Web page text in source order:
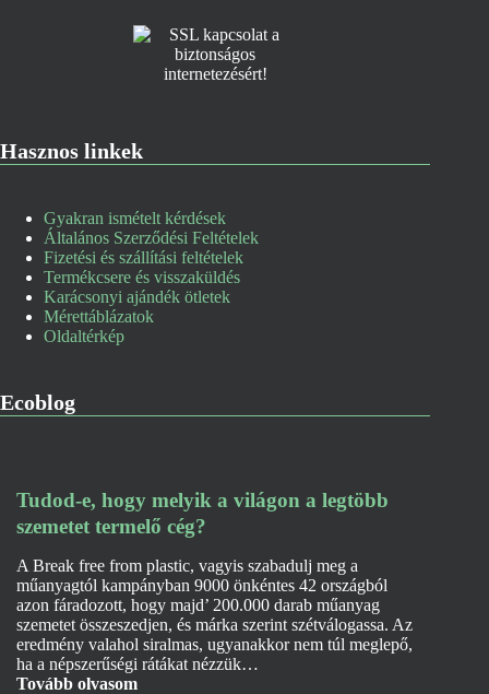
Hasznos linkek
Gyakran ismételt kérdések
Általános Szerződési Feltételek
Fizetési és szállítási feltételek
Termékcsere és visszaküldés
Karácsonyi ajándék ötletek
Mérettáblázatok
Oldaltérkép
Ecoblog
Tudod-e, hogy melyik a világon a legtöbb
szemetet termelő cég?
A Break free from plastic, vagyis szabadulj meg a
műanyagtól kampányban 9000 önkéntes 42 országból
azon fáradozott, hogy majd’ 200.000 darab műanyag
szemetet összeszedjen, és márka szerint szétválogassa. Az
eredmény valahol siralmas, ugyanakkor nem túl meglepő,
ha a népszerűségi rátákat nézzük…
Tovább olvasom